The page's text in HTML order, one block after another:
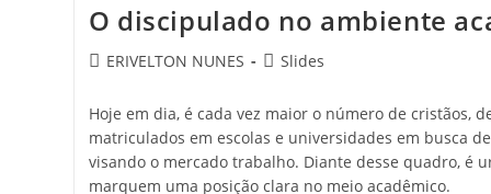
O discipulado no ambiente
ERIVELTON NUNES Slides
Hoje em dia, é cada vez maior o número de cristãos,
matriculados em escolas e universidades em busca
visando o mercado trabalho. Diante desse quadro, é
marquem uma posição clara no meio acadêmico.